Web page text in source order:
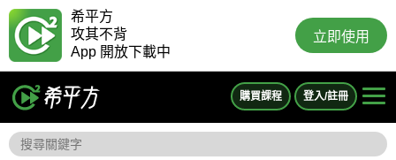
希平方
攻其不背
App 開放下載中
立即使用
購買課程 登入/註冊